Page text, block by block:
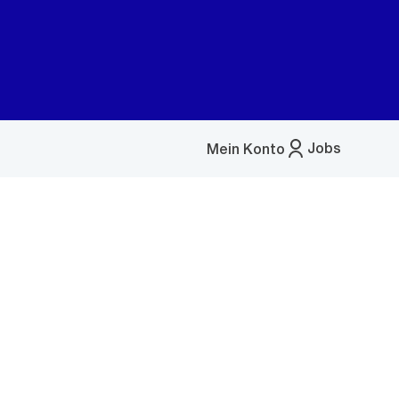
Jobs
Mein Konto
Menü